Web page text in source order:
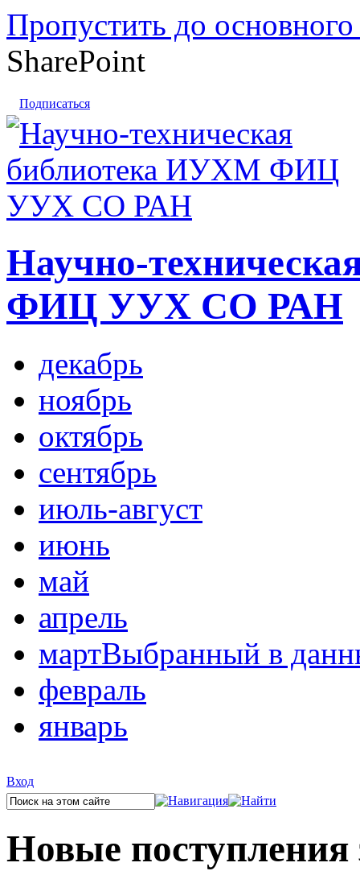
Пропустить до основного
SharePoint
Подписаться
Научно-
ФИЦ УУХ СО РАН
декабрь
ноябрь
октябрь
сентябрь
июль-август
июнь
май
апрель
мартВыбранный в
февраль
январь
Вход
Новые поступления